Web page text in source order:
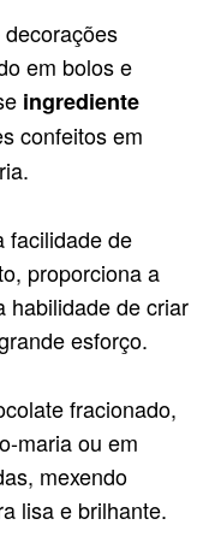
em bolos e
ingrediente
confeitos em
facilidade de
proporciona a
habilidade de criar
esforço.
fracionado,
maria ou em
mexendo
lisa e brilhante.